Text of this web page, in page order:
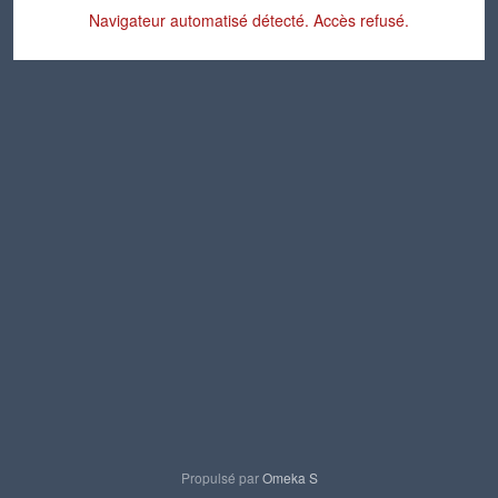
Navigateur automatisé détecté. Accès refusé.
Propulsé parOmeka S